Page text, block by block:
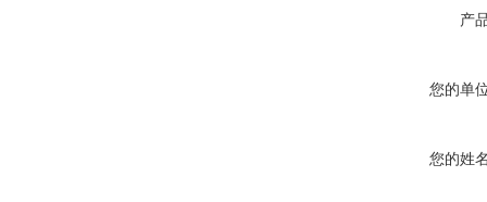
产
您的单
您的姓